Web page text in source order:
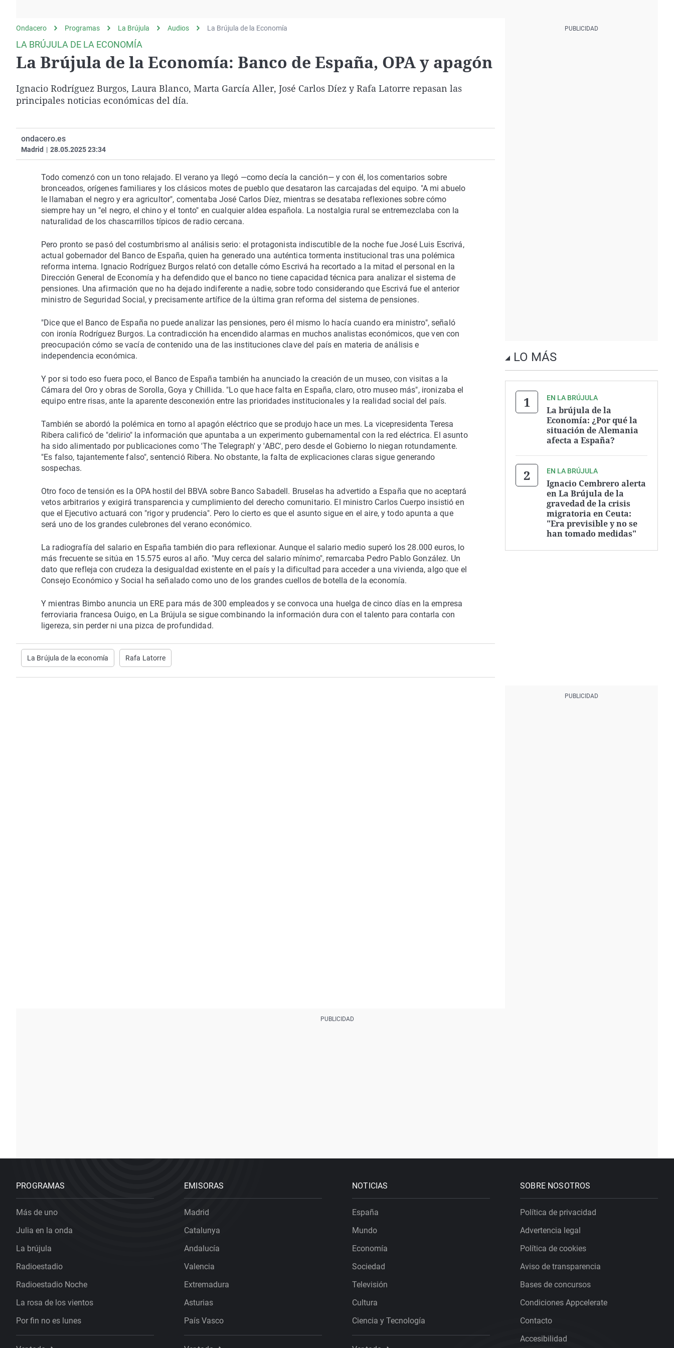
Como el perro y el
gato
Equipo de investigación
Operación Viuda
Negra
Ondacero Programas La Brújula Audios La Brújula de la Economía
LA BRÚJULA DE LA ECONOMÍA
La Brújula de la Economía: Banco de España, OPA y apagón
Ignacio Rodríguez Burgos, Laura Blanco, Marta García Aller, José Carlos Díez y Rafa Latorre repasan las
principales noticias económicas del día.
ondacero.es
Madrid | 28.05.2025 23:34
Todo comenzó con un tono relajado. El verano ya llegó —como decía la canción— y con él, los comentarios sobre
bronceados, orígenes familiares y los clásicos motes de pueblo que desataron las carcajadas del equipo. "A mi abuelo
le llamaban el negro y era agricultor", comentaba José Carlos Díez, mientras se desataba reflexiones sobre cómo
siempre hay un "el negro, el chino y el tonto" en cualquier aldea española. La nostalgia rural se entremezclaba con la
naturalidad de los chascarrillos típicos de radio cercana.
Pero pronto se pasó del costumbrismo al análisis serio: el protagonista indiscutible de la noche fue José Luis Escrivá,
actual gobernador del Banco de España, quien ha generado una auténtica tormenta institucional tras una polémica
reforma interna. Ignacio Rodríguez Burgos relató con detalle cómo Escrivá ha recortado a la mitad el personal en la
Dirección General de Economía y ha defendido que el banco no tiene capacidad técnica para analizar el sistema de
pensiones. Una afirmación que no ha dejado indiferente a nadie, sobre todo considerando que Escrivá fue el anterior
ministro de Seguridad Social, y precisamente artífice de la última gran reforma del sistema de pensiones.
"Dice que el Banco de España no puede analizar las pensiones, pero él mismo lo hacía cuando era ministro", señaló
con ironía Rodríguez Burgos. La contradicción ha encendido alarmas en muchos analistas económicos, que ven con
preocupación cómo se vacía de contenido una de las instituciones clave del país en materia de análisis e
independencia económica.
Y por si todo eso fuera poco, el Banco de España también ha anunciado la creación de un museo, con visitas a la
Cámara del Oro y obras de Sorolla, Goya y Chillida. "Lo que hace falta en España, claro, otro museo más", ironizaba el
equipo entre risas, ante la aparente desconexión entre las prioridades institucionales y la realidad social del país.
También se abordó la polémica en torno al apagón eléctrico que se produjo hace un mes. La vicepresidenta Teresa
Ribera calificó de "delirio" la información que apuntaba a un experimento gubernamental con la red eléctrica. El asunto
ha sido alimentado por publicaciones como 'The Telegraph' y 'ABC', pero desde el Gobierno lo niegan rotundamente.
"Es falso, tajantemente falso", sentenció Ribera. No obstante, la falta de explicaciones claras sigue generando
sospechas.
Otro foco de tensión es la OPA hostil del BBVA sobre Banco Sabadell. Bruselas ha advertido a España que no aceptará
vetos arbitrarios y exigirá transparencia y cumplimiento del derecho comunitario. El ministro Carlos Cuerpo insistió en
que el Ejecutivo actuará con "rigor y prudencia". Pero lo cierto es que el asunto sigue en el aire, y todo apunta a que
será uno de los grandes culebrones del verano económico.
La radiografía del salario en España también dio para reflexionar. Aunque el salario medio superó los 28.000 euros, lo
más frecuente se sitúa en 15.575 euros al año. "Muy cerca del salario mínimo", remarcaba Pedro Pablo González. Un
dato que refleja con crudeza la desigualdad existente en el país y la dificultad para acceder a una vivienda, algo que el
Consejo Económico y Social ha señalado como uno de los grandes cuellos de botella de la economía.
Y mientras Bimbo anuncia un ERE para más de 300 empleados y se convoca una huelga de cinco días en la empresa
ferroviaria francesa Ouigo, en La Brújula se sigue combinando la información dura con el talento para contarla con
ligereza, sin perder ni una pizca de profundidad.
La Brújula de la economía Rafa Latorre
LO MÁS
EN LA BRÚJULA
La brújula de la
Economía: ¿Por qué la
situación de Alemania
afecta a España?
EN LA BRÚJULA
Ignacio Cembrero alerta
en La Brújula de la
gravedad de la crisis
migratoria en Ceuta:
"Era previsible y no se
han tomado medidas"
PROGRAMAS
Más de uno
Julia en la onda
La brújula
Radioestadio
Radioestadio Noche
La rosa de los vientos
Por fin no es lunes
EMISORAS
Madrid
Catalunya
Andalucía
Valencia
Extremadura
Asturias
País Vasco
NOTICIAS
España
Mundo
Economía
Sociedad
Televisión
Cultura
Ciencia y Tecnología
SOBRE NOSOTROS
Política de privacidad
Advertencia legal
Política de cookies
Aviso de transparencia
Bases de concursos
Condiciones Appcelerate
Contacto
Accesibilidad